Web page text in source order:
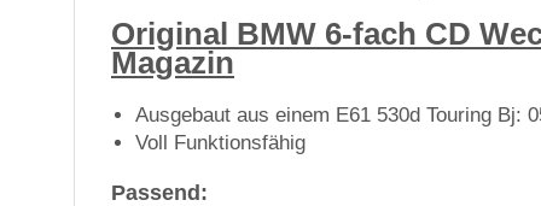
Original BMW 6-fach CD
Magazin
Ausgebaut aus einem E61 530d Touring Bj:
Voll Funktionsfähig
Passend: